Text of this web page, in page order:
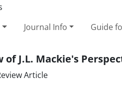
Journal Info Guide
of J.L. Mackie's
Article